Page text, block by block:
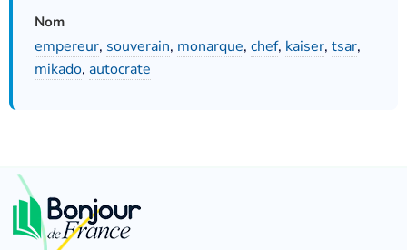
Nom
empereur, souverain, monarque, chef, kaiser, tsar,
mikado, autocrate